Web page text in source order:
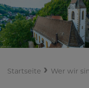
Startseite Wer wir